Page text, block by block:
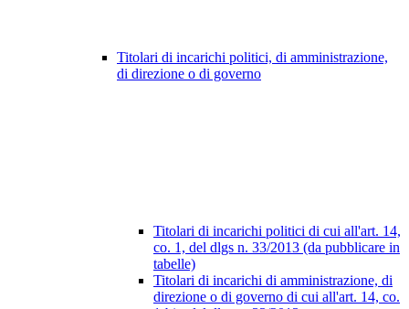
Titolari di incarichi politici, di amministrazione,
di direzione o di governo
Titolari di incarichi politici di cui all'art. 14,
co. 1, del dlgs n. 33/2013 (da pubblicare in
tabelle)
Titolari di incarichi di amministrazione, di
direzione o di governo di cui all'art. 14, co.